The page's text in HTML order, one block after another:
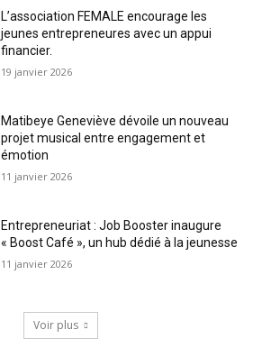
L’association FEMALE encourage les
jeunes entrepreneures avec un appui
financier.
19 janvier 2026
Matibeye Geneviève dévoile un nouveau
projet musical entre engagement et
émotion
11 janvier 2026
Entrepreneuriat : Job Booster inaugure
« Boost Café », un hub dédié à la jeunesse
11 janvier 2026
Voir plus